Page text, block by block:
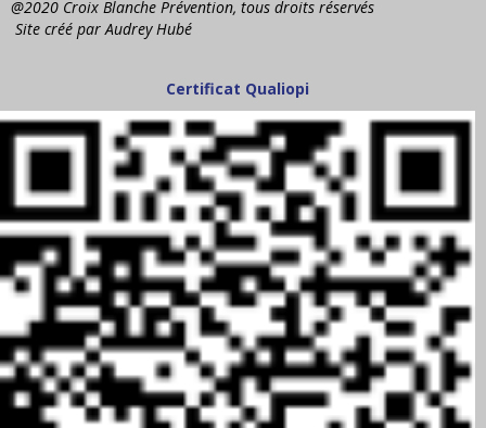
@2020 Croix Blanche Prévention, tous droits réservés
Site créé par Audrey Hubé
Certificat Qualiopi